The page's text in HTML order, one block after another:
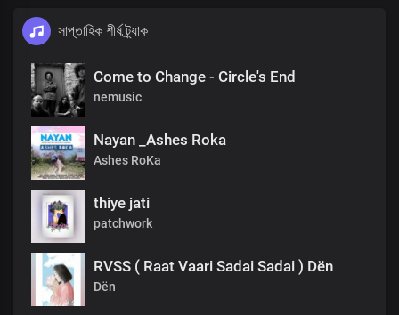
সাপ্তাহিক শীর্ষ ট্র্যাক
Come to Change - Circle's End
nemusic
Nayan _Ashes Roka
Ashes RoKa
thiye jati
patchwork
RVSS ( Raat Vaari Sadai Sadai ) Dën
Dën